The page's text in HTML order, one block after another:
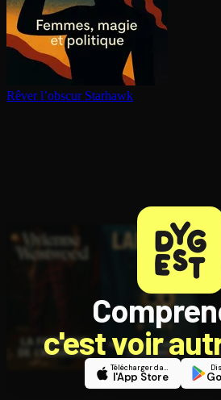
Rêver l’obscur Starhawk
c'est voir
Télécharger dans
l'App Store